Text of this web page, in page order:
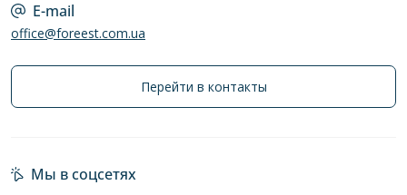
E-mail
office@foreest.com.ua
Перейти в контакты
Мы в соцсетях